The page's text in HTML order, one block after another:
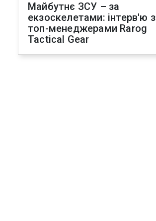
Майбутнє ЗСУ – за
екзоскелетами: інтерв'ю з
топ-менеджерами Rarog
Tactical Gear